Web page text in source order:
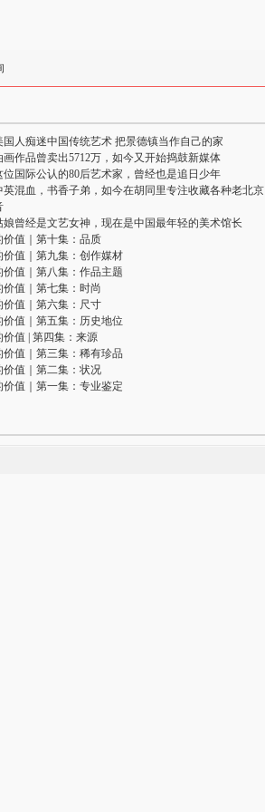
国人痴迷中国传统艺术 把景德镇当作自己的家
画作品曾卖出5712万，如今又开始捣鼓新媒体
位国际公认的80后艺术家，曾经也是追日少年
英混血，书香子弟，如今在胡同里专注收藏各种老北京
娘曾经是文艺女神，现在是中国最年轻的美术馆长
价值｜第十集：品质
价值｜第九集：创作媒材
价值｜第八集：作品主题
价值｜第七集：时尚
价值｜第六集：尺寸
价值｜第五集：历史地位
价值 | 第四集：来源
价值｜第三集：稀有珍品
价值｜第二集：状况
价值｜第一集：专业鉴定